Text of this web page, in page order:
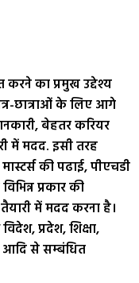
करने का प्रमुख उद्देश्य
छात्राओं के लिए आगे
बेहतर करियर
में मदद. इसी तरह
की पढाई, पीएचडी
प्रकार की
में मदद करना है।
प्रदेश, शिक्षा,
से सम्बंधित